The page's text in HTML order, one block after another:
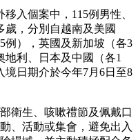
入個案中，115例男性、
歲，分別自越南及美國
例），英國及新加坡（各3
利、日本及中國（各1
境日期介於今年7月6日至8
衛生、咳嗽禮節及佩戴口
、活動或集會，避免出入